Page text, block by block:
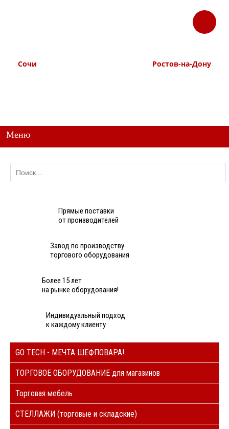
Сочи
ЗАКАЗАТЬ
ЗВОНОК
Ростов-на-Дону
Меню
Прямые поставки
от производителей
Завод по производству
торгового оборудования
Более 15 лет
на рынке оборудования!
Индивидуальный подход
к каждому клиенту
GO TECH - МЕЧТА ШЕФПОВАРА!
ТОРГОВОЕ ОБОРУДОВАНИЕ для магазинов
Торговая мебель
СТЕЛЛАЖИ (торговые и складские)